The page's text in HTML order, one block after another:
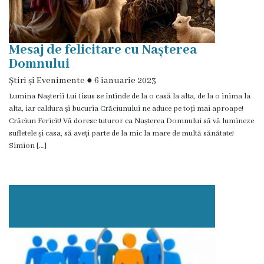
achiziții
Proceduri
Contracte
Licitație
cu
Proces
verbal
Mesaj de felicitare cu Nașterea
Domnului
Știri și Evenimente ● 6 ianuarie 2023
Lumina Nașterii Lui Iisus se întinde de la o casă la alta, de la o inima la
alta, iar caldura și bucuria Crăciunului ne aduce pe toți mai aproape!
Crăciun Fericit! Vă doresc tuturor ca Nașterea Domnului să vă lumineze
sufletele și casa, să aveți parte de la mic la mare de multă sănătate!
Simion […]